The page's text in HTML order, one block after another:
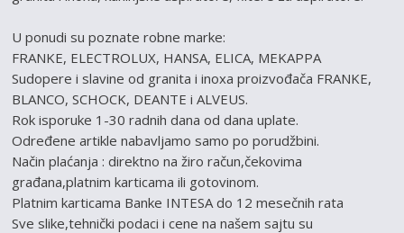
U ponudi su poznate robne marke:
FRANKE, ELECTROLUX, HANSA, ELICA, MEKAPPA
Sudopere i slavine od granita i inoxa proizvođača FRANKE,
BLANCO, SCHOCK, DEANTE i ALVEUS.
Rok isporuke 1-30 radnih dana od dana uplate.
Određene artikle nabavljamo samo po porudžbini.
Način plaćanja : direktno na žiro račun,čekovima
građana,platnim karticama ili gotovinom.
Platnim karticama Banke INTESA do 12 mesečnih rata
Sve slike,tehnički podaci i cene na našem sajtu su